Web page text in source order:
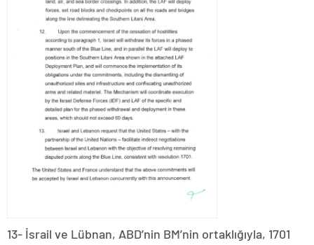
13- İsrail ve Lübnan, ABD’nin BM’nin ortaklığıyla, 1701